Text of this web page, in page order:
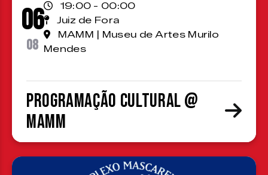
06
08
19:00 - 00:00
Juiz de Fora
MAMM | Museu de Artes Murilo
Mendes
Programação cultural @
MAMM